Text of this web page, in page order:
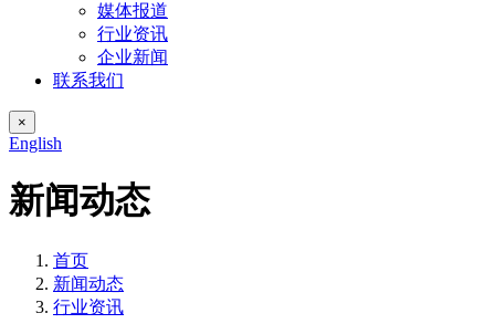
媒体报道
行业资讯
企业新闻
联系我们
×
English
新闻动态
首页
新闻动态
行业资讯